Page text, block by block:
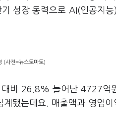
성장 동력으로 AI(인공지능)
(사진=뉴스토마토)
비 26.8% 늘어난 4727억
계됐는데요
매출액과 영업